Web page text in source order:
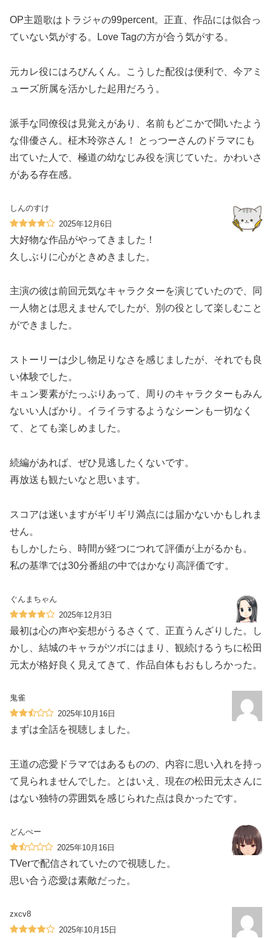
OP主題歌はトラジャの99percent。正直、作品には似合っ
ていない気がする。Love Tagの方が合う気がする。
元カレ役にはろびんくん。こうした配役は便利で、今アミ
ューズ所属を活かした起用だろう。
派手な同僚役は見覚えがあり、名前もどこかで聞いたよう
な俳優さん。柾木玲弥さん！ とっつーさんのドラマにも
出ていた人で、極道の幼なじみ役を演じていた。かわいさ
がある存在感。
しんのすけ
2025年12月6日
大好物な作品がやってきました！
久しぶりに心がときめきました。
主演の彼は前回元気なキャラクターを演じていたので、同
一人物とは思えませんでしたが、別の役として楽しむこと
ができました。
ストーリーは少し物足りなさを感じましたが、それでも良
い体験でした。
キュン要素がたっぷりあって、周りのキャラクターもみん
ないい人ばかり。イライラするようなシーンも一切なく
て、とても楽しめました。
続編があれば、ぜひ見逃したくないです。
再放送も観たいなと思います。
スコアは迷いますがギリギリ満点には届かないかもしれま
せん。
もしかしたら、時間が経つにつれて評価が上がるかも。
私の基準では30分番組の中ではかなり高評価です。
ぐんまちゃん
2025年12月3日
最初は心の声や妄想がうるさくて、正直うんざりした。し
かし、結城のキャラがツボにはまり、観続けるうちに松田
元太が格好良く見えてきて、作品自体もおもしろかった。
鬼雀
2025年10月16日
まずは全話を視聴しました。
王道の恋愛ドラマではあるものの、内容に思い入れを持っ
て見られませんでした。とはいえ、現在の松田元太さんに
はない独特の雰囲気を感じられた点は良かったです。
どんぺー
2025年10月16日
TVerで配信されていたので視聴した。
思い合う恋愛は素敵だった。
zxcv8
2025年10月15日